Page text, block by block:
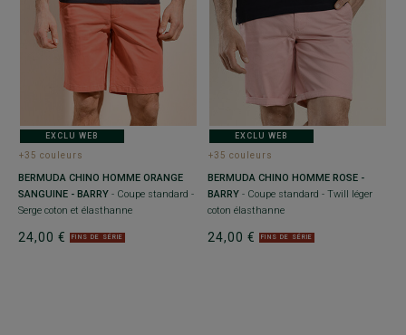
EXCLU WEB
+35 couleurs
BERMUDA CHINO HOMME ORANGE
SANGUINE - BARRY - Coupe standard -
Serge coton et élasthanne
24,00 € FINS DE SÉRIE
EXCLU WEB
+35 couleurs
BERMUDA CHINO HOMME ROSE -
BARRY - Coupe standard - Twill léger
coton élasthanne
24,00 € FINS DE SÉRIE